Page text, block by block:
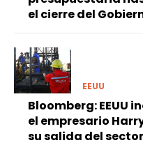
el cierre del
EEUU
Bloomberg: EEUU
el empresario
su salida del